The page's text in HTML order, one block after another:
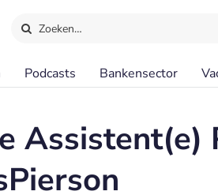
Zoeken…
Podcasts Bankensector
Assistent(e)